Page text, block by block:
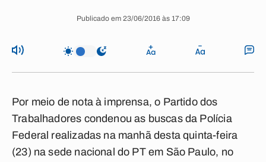
Publicado em 23/06/2016 às 17:09
Por meio de nota à imprensa, o Partido dos
Trabalhadores condenou as buscas da Polícia
Federal realizadas na manhã desta quinta-feira
(23) na sede nacional do PT em São Paulo, no